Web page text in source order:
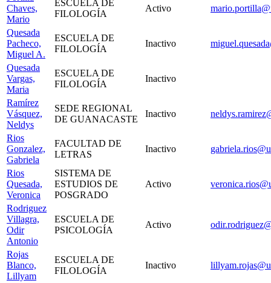
Chaves,
Mario
ESCUELA DE
FILOLOGÍA
Activo
Quesada
Pacheco,
Miguel A.
ESCUELA DE
FILOLOGÍA
Inactivo
Quesada
Vargas,
Maria
ESCUELA DE
FILOLOGÍA
Inactivo
Ramírez
Vásquez,
Neldys
SEDE REGIONAL
DE GUANACASTE
Inactivo
Rios
Gonzalez,
Gabriela
FACULTAD DE
LETRAS
Inactivo
Rios
Quesada,
Veronica
SISTEMA DE
ESTUDIOS DE
POSGRADO
Activo
Rodriguez
Villagra,
Odir
Antonio
ESCUELA DE
PSICOLOGÍA
Activo
Rojas
Blanco,
Lillyam
ESCUELA DE
FILOLOGÍA
Inactivo